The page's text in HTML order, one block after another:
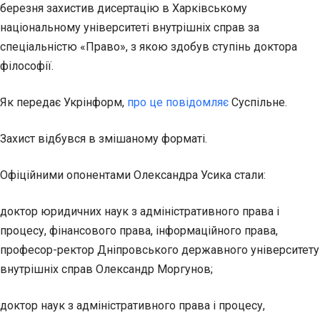
березня захистив дисертацію в Харківському
національному університеті внутрішніх справ за
спеціальністю «Право», з якою здобув ступінь доктора
філософії.
Як передає Укрінформ, про це повідомляє Суспільне.
Захист відбувся в змішаному форматі.
Офіційними опонентами Олександра Усика стали:
доктор юридичних наук з адміністративного права і
процесу, фінансового права, інформаційного права,
професор-ректор Дніпровського державного університету
внутрішніх справ Олександр Моргунов;
доктор наук з адміністративного права і процесу,